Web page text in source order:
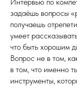
задаёшь вопросы
получаешь
умеет
что быть хорошим
Вопрос не в том,
в том, что именно
инструменты,